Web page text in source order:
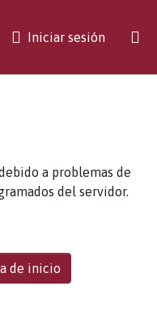
Iniciar sesión(current)
a problemas de
del servidor.
de inicio